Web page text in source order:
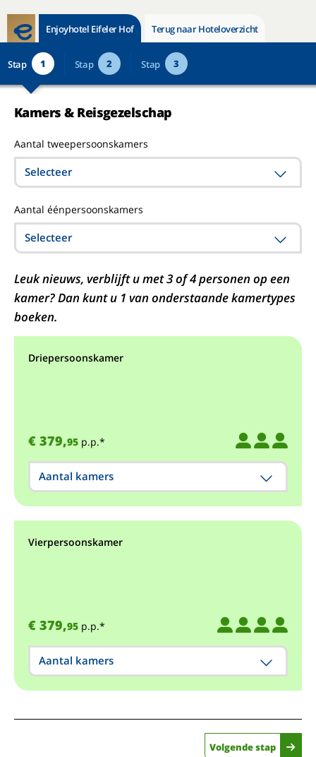
Enjoyhotel Eifeler Hof Terug naar Hoteloverzicht
Stap 1 Stap 2 Stap 3
Kamers & Reisgezelschap
Aantal tweepersoonskamers
Selecteer
Aantal éénpersoonskamers
Selecteer
Leuk nieuws, verblijft u met 3 of 4 personen op een
kamer? Dan kunt u 1 van onderstaande kamertypes
boeken.
Driepersoonskamer
€ 379,95 p.p.*
Aantal kamers
Vierpersoonskamer
€ 379,95 p.p.*
Aantal kamers
Volgende stap